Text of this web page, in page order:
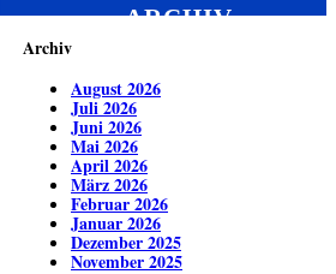
ARCHIV
Archiv
August 2026
Juli 2026
Juni 2026
Mai 2026
April 2026
März 2026
Februar 2026
Januar 2026
Dezember 2025
November 2025